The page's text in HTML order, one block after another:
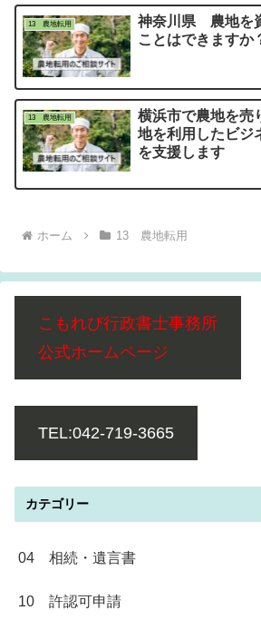
13 農地転用
神奈川県 農地を
ことはできますか
13 農地転用
横浜市で農地を売
地を利用したビジ
を支援します
ホーム 13 農地転用
こもれび行政書士事務所
公式ホームページ
TEL:042-719-3665
カテゴリー
04 相続・遺言書
10 許認可申請